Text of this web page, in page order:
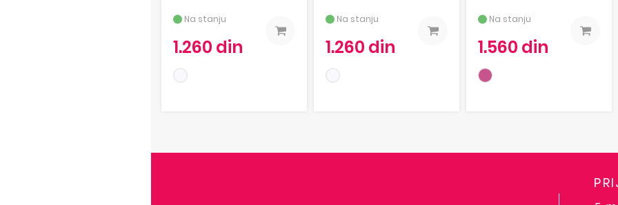
Na stanju
1.260 din
Na stanju
1.260 din
Na stanju
1.560 din